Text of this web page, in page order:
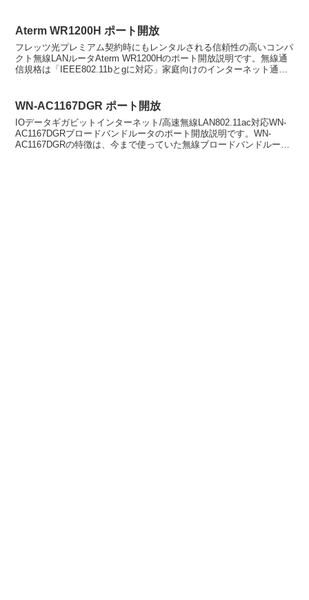
Aterm WR1200H ポート開放
フレッツ光プレミアム契約時にもレンタルされる信頼性の高いコンパ
クト無線LANルータAterm WR1200Hのポート開放説明です。無線通
信規格は「IEEE802.11bとgに対応」家庭向けのインターネット通信
WN-AC1167DGR ポート開放
IOデータギガビットインターネット/高速無線LAN802.11ac対応WN-
AC1167DGRブロードバンドルータのポート開放説明です。WN-
AC1167DGRの特徴は、今まで使っていた無線ブロードバンドルータ